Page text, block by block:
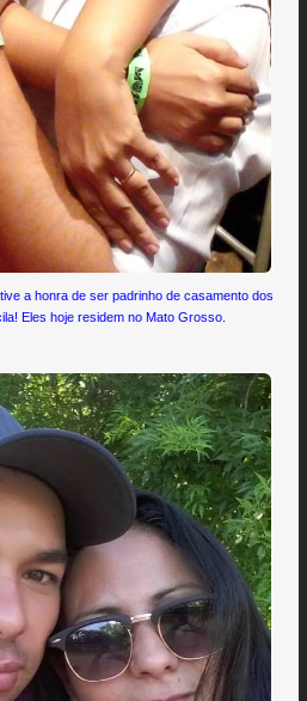
tive a honra de ser padrinho de casamento dos
Eles hoje residem no Mato Grosso.